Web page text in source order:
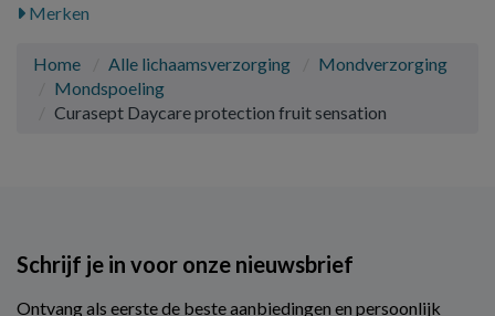
Merken
Home Alle lichaamsverzorging
Mondverzorging
Mondspoeling
Curasept Daycare protection fruit sensation
Schrijf je in voor onze nieuwsbrief
Ontvang als eerste de beste aanbiedingen en persoonlijk